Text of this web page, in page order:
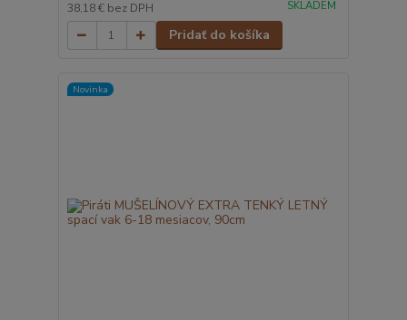
38,18 € bez DPH SKLADEM
Pridať do košíka
Novinka